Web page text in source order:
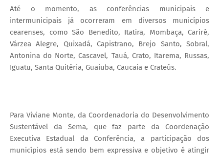
Até o momento, as conferências municipais e
intermunicipais já ocorreram em diversos municípios
cearenses, como São Benedito, Itatira, Mombaça, Cariré,
Várzea Alegre, Quixadá, Capistrano, Brejo Santo, Sobral,
Antonina do Norte, Cascavel, Tauá, Crato, Itarema, Russas,
Iguatu, Santa Quitéria, Guaiuba, Caucaia e Crateús.
Para Viviane Monte, da Coordenadoria do Desenvolvimento
Sustentável da Sema, que faz parte da Coordenação
Executiva Estadual da Conferência, a participação dos
municípios está sendo bem expressiva e objetivo é atingir